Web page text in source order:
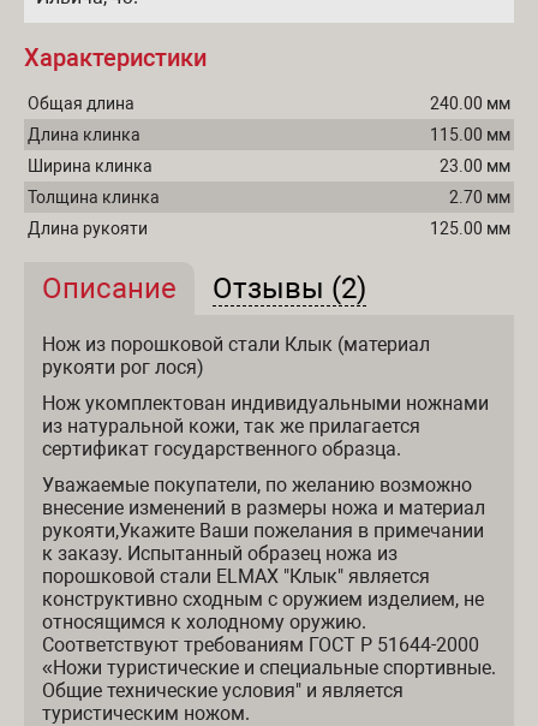
Описание и отзывы
Описание (активная вкладка)
Отзывы (2)
Нож из порошковой стали Клык (материал
рукояти рог лося)
Нож укомплектован индивидуальными ножнами
из натуральной кожи, так же прилагается
сертификат государственного образца.
Уважаемые покупатели, по желанию возможно
внесение изменений в размеры ножа и материал
рукояти,Укажите Ваши пожелания в примечании
к заказу. Испытанный образец ножа из
порошковой стали ELMAX "Клык" является
конструктивно сходным с оружием изделием, не
относящимся к холодному оружию.
Соответствуют требованиям ГОСТ Р 51644-2000
«Ножи туристические и специальные спортивные.
Общие технические условия" и является
туристическим ножом.
Характеристики
Общая длина
240.00 мм
Длина клинка
115.00 мм
Ширина клинка
23.00 мм
Толщина клинка
2.70 мм
Длина рукояти
125.00 мм